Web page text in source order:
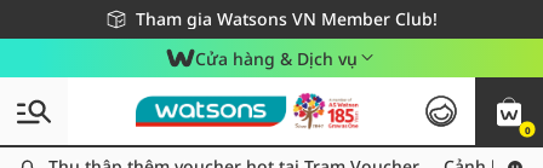
Tham gia Watsons VN Member Club!
Miễn phí giao hàng cho đơn hàng từ 249,000Đ
Giao hàng nhanh 24h - Áp dụng khu vực TP. Hồ Chí Minh
Cửa hàng & Dịch vụ
0
All
Chăm Sóc Cá Nhân